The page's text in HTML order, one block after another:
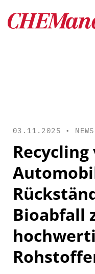
03.11.2025 • NEWS
Recycling
Bioabfall